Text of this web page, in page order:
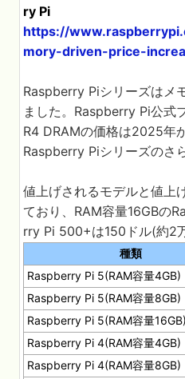
ry Pi
https://
mory-driven-price-
Raspberry Piシリーズはメ
ました。Raspberry Pi公式
R4 DRAMの価格は2025年
Raspberry Piシリーズのさ
値上げされるモデルと値上
ており、RAM容量16GBの
rry Pi 500+は150ドル(約2
種類
Raspberry Pi 5(RAM容量4GB)
Raspberry Pi 5(RAM容量8GB)
Raspberry Pi 5(RAM容量16GB)
Raspberry Pi 4(RAM容量4GB)
Raspberry Pi 4(RAM容量8GB)